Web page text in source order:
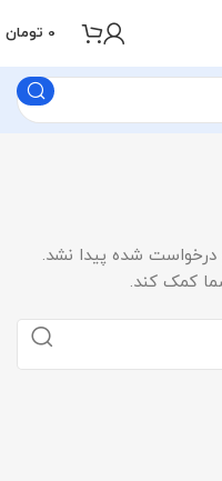
0 تومان
درخواست شده پیدا نشد.
کمک کند.